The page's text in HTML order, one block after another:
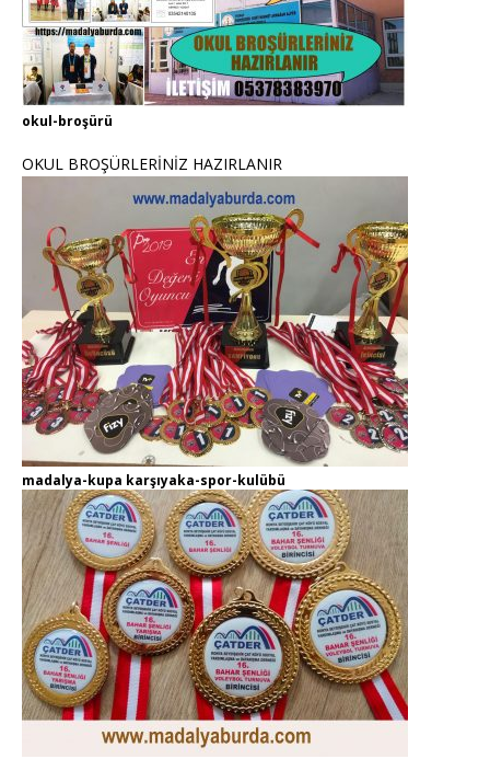
okul-broşürü
OKUL BROŞÜRLERİNİZ HAZIRLANIR
madalya-kupa karşıyaka-spor-kulübü